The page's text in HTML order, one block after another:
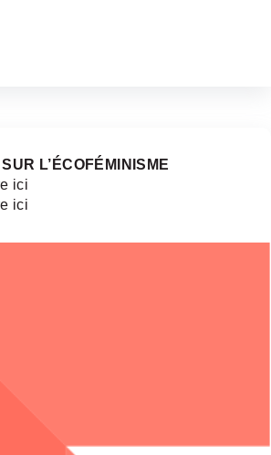
L’ÉCOFÉMINISME
ici
ici